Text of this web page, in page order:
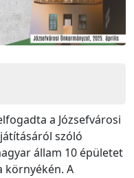
a Józsefvárosi
szóló
állam 10 épületet
környékén. A